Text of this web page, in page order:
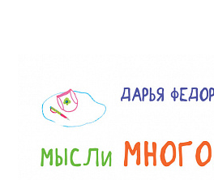
рубрики